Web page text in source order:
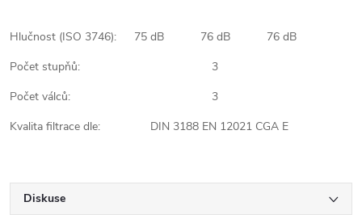
Hlučnost (ISO 3746): 75 dB 76 dB
76 dB
Počet stupňů:
3
Počet válců:
3
Kvalita filtrace dle:
DIN 3188 EN 12021 CGA E
Diskuse